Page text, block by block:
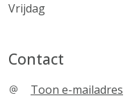
Vrijdag
Contact
Toon e-mailadres